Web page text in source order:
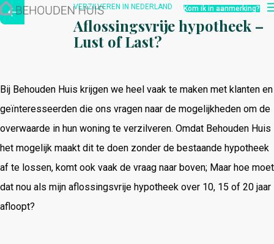
Hoe werkt het?
Over ons
Nieuwsbrief
Kom ik in aanmerking?
VERZILVEREN IN NEDERLAND
Aflossingsvrije hypotheek –
Lust of Last?
Bij Behouden Huis krijgen we heel vaak te maken met klanten en
geïnteresseerden die ons vragen naar de mogelijkheden om de
overwaarde in hun woning te verzilveren. Omdat Behouden Huis
het mogelijk maakt dit te doen zonder de bestaande hypotheek
af te lossen, komt ook vaak de vraag naar boven; Maar hoe moet
dat nou als mijn aflossingsvrije hypotheek over 10, 15 of 20 jaar
afloopt?